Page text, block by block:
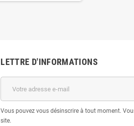
LETTRE D'INFORMATIONS
Vous pouvez vous désinscrire à tout moment.
site.